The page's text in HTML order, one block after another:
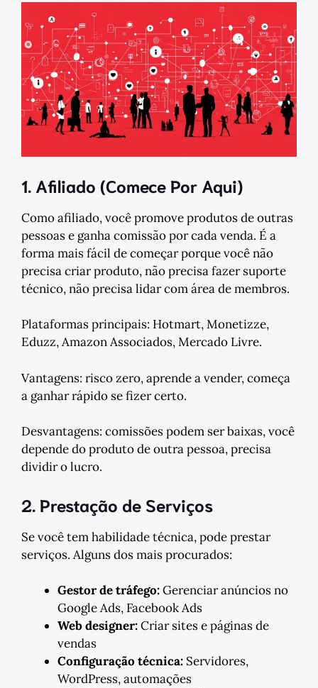
1. Afiliado (Comece Por Aqui)
Como afiliado, você promove produtos de outras
pessoas e ganha comissão por cada venda. É a
forma mais fácil de começar porque você não
precisa criar produto, não precisa fazer suporte
técnico, não precisa lidar com área de membros.
Plataformas principais: Hotmart, Monetizze,
Eduzz, Amazon Associados, Mercado Livre.
Vantagens: risco zero, aprende a vender, começa
a ganhar rápido se fizer certo.
Desvantagens: comissões podem ser baixas, você
depende do produto de outra pessoa, precisa
dividir o lucro.
2. Prestação de Serviços
Se você tem habilidade técnica, pode prestar
serviços. Alguns dos mais procurados:
Gestor de tráfego:Gerenciar anúncios no
Google Ads, Facebook Ads
Web designer:Criar sites e páginas de
vendas
Configuração técnica: Servidores,
WordPress, automações